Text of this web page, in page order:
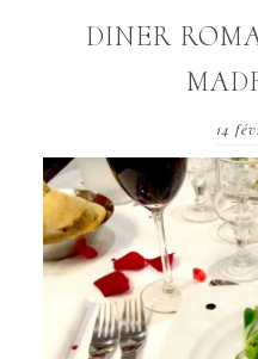
DINER
14